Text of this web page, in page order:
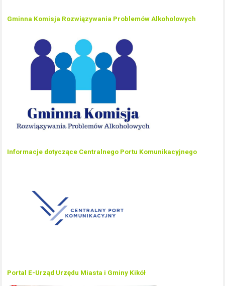
Gminna Komisja Rozwiązywania Problemów Alkoholowych
Informacje dotyczące Centralnego Portu Komunikacyjnego
Portal E-Urząd Urzędu Miasta i Gminy Kikół